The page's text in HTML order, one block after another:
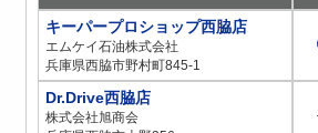
キーパープロショップ西脇店
エムケイ石油株式会社
兵庫県西脇市野村町845-1
Dr.Drive西脇店
株式会社旭商会